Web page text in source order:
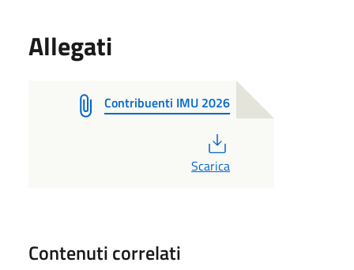
Allegati
Contribuenti IMU 2026
Scarica
Contenuti correlati